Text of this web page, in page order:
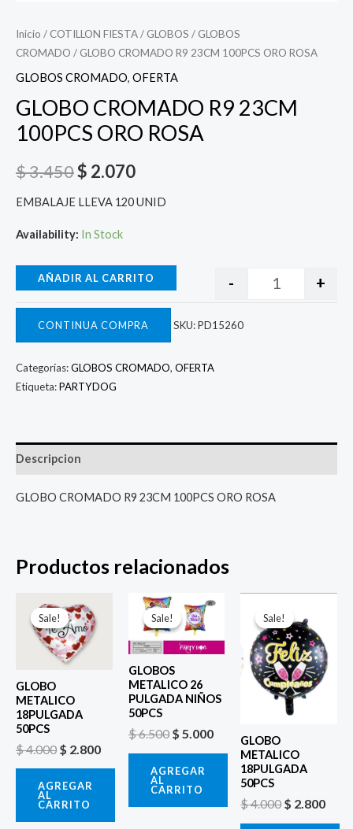
Inicio / COTILLON FIESTA/ GLOBOS / GLOBOS
CROMADO / GLOBO CROMADO R9 23CM 100PCS ORO ROSA
GLOBOS CROMADO, OFERTA
GLOBO CROMADO R9 23CM
100PCS ORO ROSA
$3.450$ 2.070
EMBALAJE LLEVA 120 UNID
Availability: In Stock
- +
AÑADIR AL CARRITO
CONTINUA COMPRA SKU:PD15260
Categorías:GLOBOS CROMADO, OFERTA
Etiqueta:PARTYDOG
Descripcion
GLOBO CROMADO R9 23CM 100PCS ORO ROSA
Productos relacionados
Sale!
Sale!
GLOBO
METALICO
18PULGADA
50PCS
$4.000
precio
original
era:
$ 4.000.
$ 2.800
AGREGAR
AL
CARRITO
Sale!
Sale!
GLOBOS
METALICO 26
PULGADA NIÑOS
50PCS
$6.500
El
precio
original
era:
$ 5.000
El
$ 5.000.
AGREGAR
AL
CARRITO
Sale!
Sale!
GLOBO
METALICO
18PULGADA
50PCS
$4.000
precio
original
era:
$ 4.000.
$ 2.800
es:
$